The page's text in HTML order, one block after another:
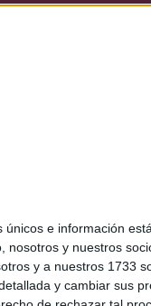
e información
nosotros y nuestros
y a nuestros 1733
y cambiar sus